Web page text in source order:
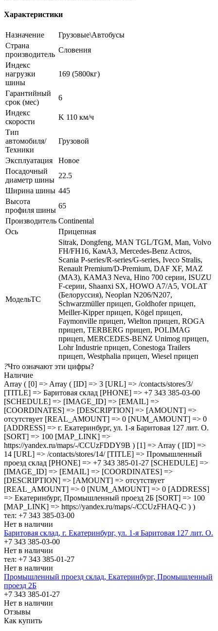
Характеристики
Назначение
Грузовые\Автобусы
Страна
производитель
Словения
Индекс
нагрузки
шины
169 (5800кг)
Гарантийный
срок (мес)
6
Индекс
скорости
K 110 км/ч
Тип
автомобиля/
Техники
Грузовой
Эксплуатация
Новое
Посадочный
диаметр шины
22.5
Ширина шины 445
Высота
профиля шины
65
Производитель Continental
Ось
Прицепная
МодельТС
Sitrak, Dongfeng, MAN TGL/TGM, Man, Volvo
FH/FH16, КамАЗ, Mercedes-Benz Actros,
Scania P-series/R-series/G-series, Iveco Stralis,
Renault Premium/D-Premium, DAF XF, MAZ
(МАЗ), КАМАЗ Neva, Hino 700 серии, ISUZU
F-серии, Shaanxi SX, HOWO A7/A5, VOLAT
(Белоруссия), Neoplan N206/N207,
Schwarzmüller прицеп, Goldhofer прицеп,
Meiller-Kipper прицеп, Kögel прицеп,
Faymonville прицеп, Wielton прицеп, ROGA
прицеп, TERBERG прицеп, POLIMAG
прицеп, MERCEDES-BENZ Unimog прицеп,
Lohr Industrie прицеп, Conestoga Trailers
прицеп, Westphalia прицеп, Wiesel прицеп
?Что означают эти цифры?
Наличие
Array ( [0] => Array ( [ID] => 3 [URL] => /contacts/stores/3/
[TITLE] => Баритовая склад [PHONE] => +7 343 385-03-00
[SCHEDULE] => [IMAGE_ID] => [EMAIL] =>
[COORDINATES] => [DESCRIPTION] => [AMOUNT] =>
отсутствует [REAL_AMOUNT] => 0 [NUM_AMOUNT] => 0
[ADDRESS] => г. Екатеринбург, ул. 1-я Баритовая 127 лит. О.
[SORT] => 100 [MAP_LINK] =>
https://yandex.ru/maps/-/CCUzFDDY9B ) [1] => Array ( [ID] =>
14 [URL] => /contacts/stores/14/ [TITLE] => Промышленный
проезд cклад [PHONE] => +7 343 385-01-27 [SCHEDULE] =>
[IMAGE_ID] => [EMAIL] => [COORDINATES] =>
[DESCRIPTION] => [AMOUNT] => отсутствует
[REAL_AMOUNT] => 0 [NUM_AMOUNT] => 0 [ADDRESS]
=> Екатеринбург, Промышленный проезд 2Б [SORT] => 100
[MAP_LINK] => https://yandex.ru/maps/-/CCUzFHAQ-C ) )
тел: +7 343 385-03-00
Нет в наличии
Баритовая склад, г. Екатеринбург, ул. 1-я Баритовая 127 лит. О.
+7 343 385-03-00
Нет в наличии
тел: +7 343 385-01-27
Нет в наличии
Промышленный проезд cклад, Екатеринбург, Промышленный
проезд 2Б
+7 343 385-01-27
Нет в наличии
Отзывы
Как купить